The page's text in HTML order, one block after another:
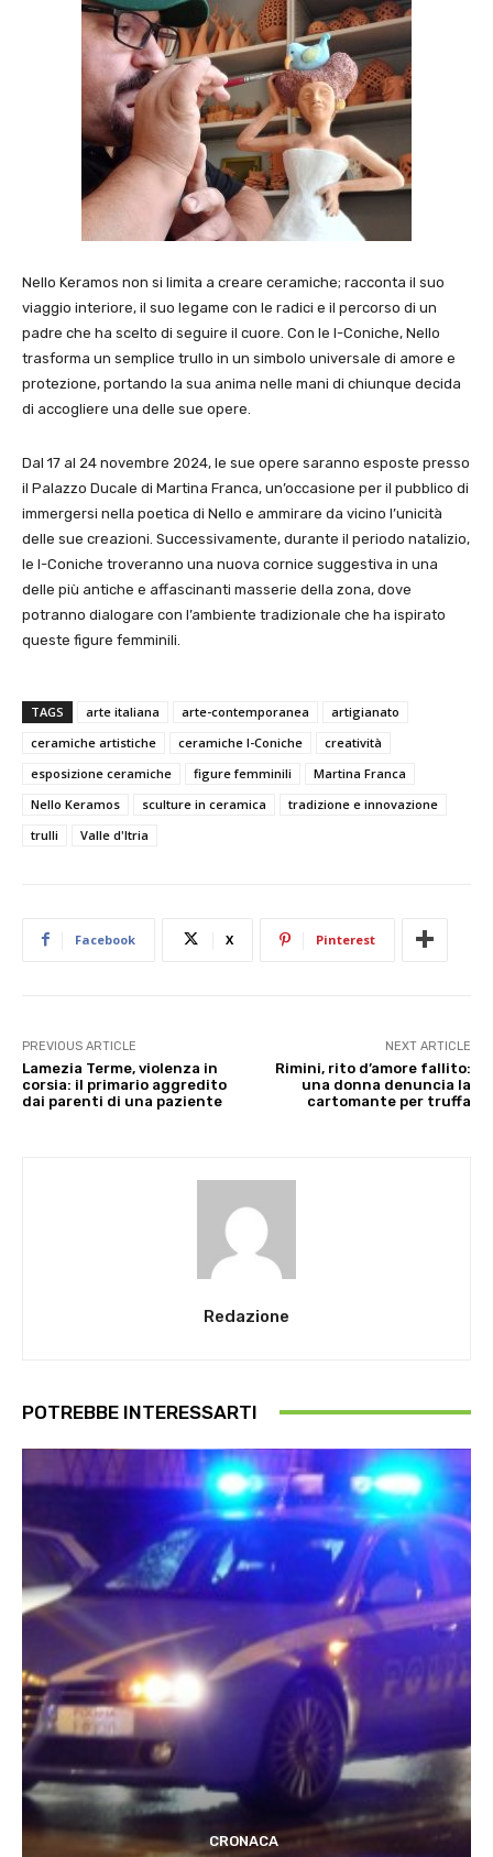
Nello Keramos non si limita a creare ceramiche; racconta il suo
viaggio interiore, il suo legame con le radici e il percorso di un
padre che ha scelto di seguire il cuore. Con le I-Coniche, Nello
trasforma un semplice trullo in un simbolo universale di amore e
protezione, portando la sua anima nelle mani di chiunque decida
di accogliere una delle sue opere.
Dal 17 al 24 novembre 2024, le sue opere saranno esposte presso
il Palazzo Ducale di Martina Franca, un’occasione per il pubblico di
immergersi nella poetica di Nello e ammirare da vicino l’unicità
delle sue creazioni. Successivamente, durante il periodo natalizio,
le I-Coniche troveranno una nuova cornice suggestiva in una
delle più antiche e affascinanti masserie della zona, dove
potranno dialogare con l’ambiente tradizionale che ha ispirato
queste figure femminili.
TAGS arte italiana arte-contemporanea
artigianato
ceramiche artistiche
ceramiche I-Coniche
creatività
esposizione ceramiche
figure femminili
Martina Franca
Nello Keramos
sculture in ceramica
tradizione e innovazione
trulli
Valle d'Itria
Facebook X Pinterest
PREVIOUS ARTICLE
Lamezia Terme, violenza in
corsia: il primario aggredito
dai parenti di una paziente
NEXT ARTICLE
Rimini, rito d’amore fallito:
una donna denuncia la
cartomante per truffa
Redazione
POTREBBE INTERESSARTI
CRONACA